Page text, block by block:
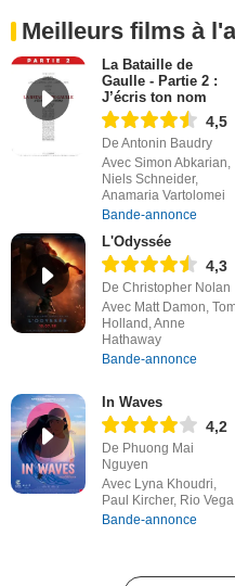
Meilleurs films à
La Bataille de
Gaulle - Partie 2 :
J’écris ton nom
4,5
De Antonin Baudry
Avec Simon Abkarian,
Niels Schneider,
Anamaria Vartolomei
Bande-annonce
L'Odyssée
4,3
De Christopher Nolan
Avec Matt Damon,
Holland, Anne
Hathaway
Bande-annonce
In Waves
4,2
De Phuong Mai
Nguyen
Avec Lyna Khoudri,
Paul Kircher, Rio Vega
Bande-annonce